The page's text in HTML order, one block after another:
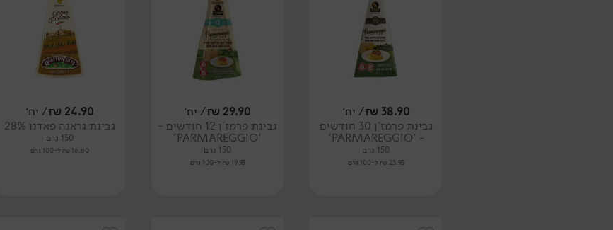
38.90
₪/ יח׳
גבינת פרמז'ן 30 חודשים
- 'PARMAREGGIO'
150 גרם
25.93 ₪ ל-100 גרם
29.90
₪/ יח׳
גבינת פרמז'ן 12 חודשים -
'PARMAREGGIO'
150 גרם
19.93 ₪ ל-100 גרם
24.90
₪/ יח׳
גבינת גראנה פאדנו 28%
150 גרם
16.60 ₪ ל-100 גרם